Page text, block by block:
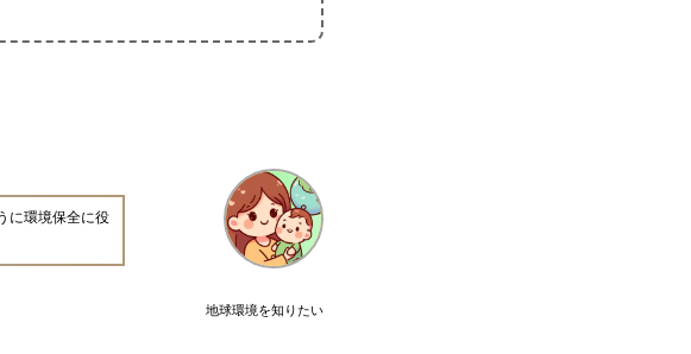
地球環境を知りたい
に環境保全に役